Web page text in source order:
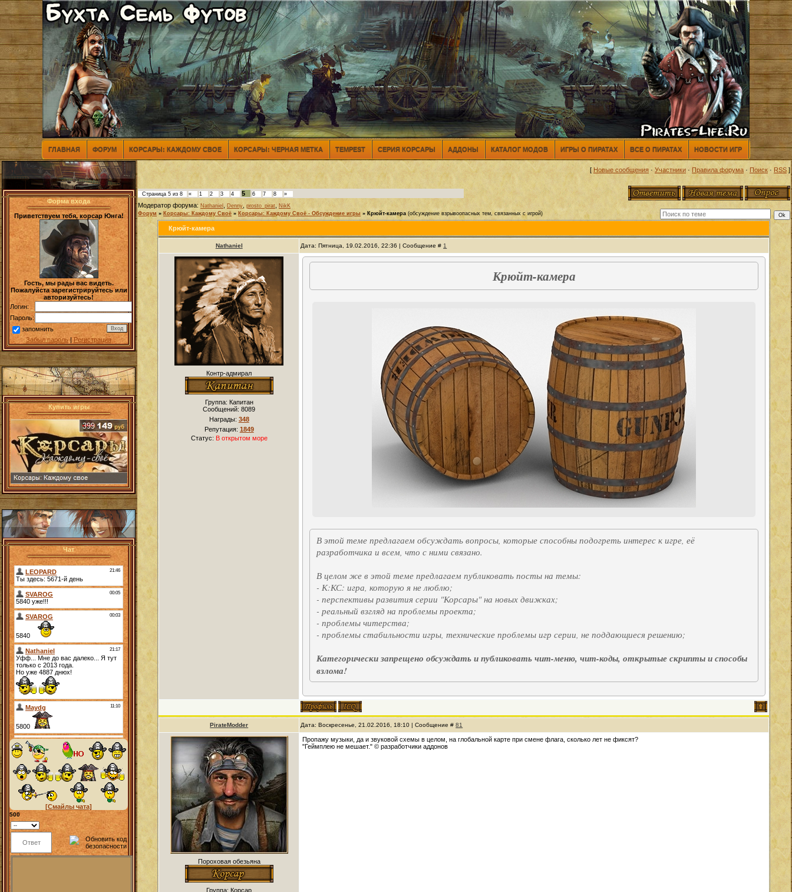
ГЛАВНАЯ ФОРУМ КОРСАРЫ: КАЖДОМУ СВОЕ КОРСАРЫ: ЧЕРНАЯ МЕТКА TEMPEST СЕРИЯ КОРСАРЫ АДДОНЫ КАТАЛОГ МОДОВ ИГРЫ О ПИРАТАХ ВСЕ О ПИРАТАХ НОВОСТИ ИГР
Форма входа
Приветствуем тебя, корсар Юнга!
Гость, мы рады вас видеть.
Пожалуйста зарегистрируйтесь или
авторизуйтесь!
Логин:
Пароль:
запомнить
Забыл пароль|Регистрация
Купить игры
Чат
[Смайлы чата]
500
[ Новые сообщения · Участники · Правила форума · Поиск · RSS]
Страница 5 из 8 « 1 2 3 4 5 6 7 8 »
Модератор форума: Nathaniel Denny prosto_pirat , NikK
Форум » Корсары: Каждому Своё » Корсары: Каждому Своё - Обсуждение игры » Крюйт-камера (обсуждение взрывоопасных тем, связанных с игрой)
Крюйт-камера
Nathaniel Дата: Пятница, 19.02.2016, 22:36 | Сообщение # 1
Контр-адмирал
Группа: Капитан
Сообщений:8089
Награды: 348
Репутация: 1849
Статус: В открытом море
Крюйт-камера
В этой теме предлагаем обсуждать вопросы, которые способны подогреть интерес к игре, её
разработчика и всем, что с ними связано.
В целом же в этой теме предлагаем публиковать посты на темы:
- К:КС: игра, которую я не люблю;
- перспективы развития серии "Корсары" на новых движках;
- реальный взгляд на проблемы проекта;
- проблемы читерства;
- проблемы стабильности игры, технические проблемы игр серии, не поддающиеся решению;
Категорически запрещено обсуждать и публиковать чит-меню, чит-коды, открытые скрипты и способы
взлома!
PirateModder Дата: Воскресенье, 21.02.2016, 18:10 | Сообщение #81
Пороховая обезьяна
Группа: Корсар
Пропажу музыки, да и звуковой схемы в целом, на глобальной карте при смене флага, сколько лет не фиксят?
"Геймплею не мешает." © разработчики аддонов